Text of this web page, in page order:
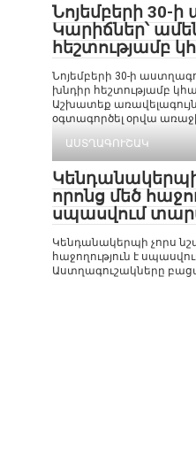
Նոյեմբերի 30-ի
Կարիճներ՝
հեշտությամբ
Նոյեմբերի 30-ի
խնդիր հեշտությամբ
Աշխատեք
օգտագործել օրվա
ԱՍՏՂԱԳՈՒՇԱԿ
Կենդանակերպի
որոնց մեծ
սպասվում
Կենդանակերպի չորս
հաջողություն է
Աստղագուշակները